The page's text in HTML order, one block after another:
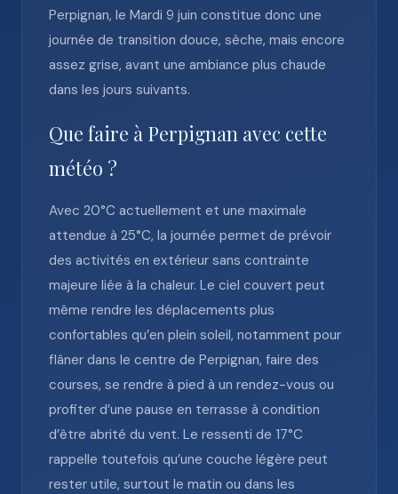
Perpignan, le Mardi 9 juin constitue donc une
journée de transition douce, sèche, mais encore
assez grise, avant une ambiance plus chaude
dans les jours suivants.
Que faire à Perpignan avec cette
météo ?
Avec 20°C actuellement et une maximale
attendue à 25°C, la journée permet de prévoir
des activités en extérieur sans contrainte
majeure liée à la chaleur. Le ciel couvert peut
même rendre les déplacements plus
confortables qu’en plein soleil, notamment pour
flâner dans le centre de Perpignan, faire des
courses, se rendre à pied à un rendez-vous ou
profiter d’une pause en terrasse à condition
d’être abrité du vent. Le ressenti de 17°C
rappelle toutefois qu’une couche légère peut
rester utile, surtout le matin ou dans les